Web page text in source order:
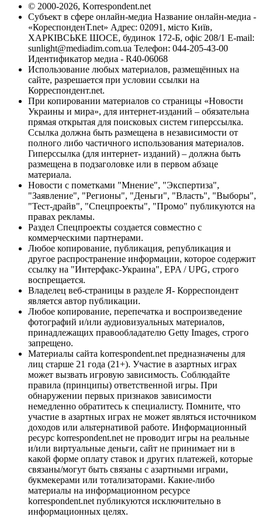
© 2000-2026, Korrespondent.net
Субъект в сфере онлайн-медиа Название онлайн-медиа -
«КореспонденТ.net» Адрес: 02091, місто Київ,
ХАРКІВСЬКЕ ШОСЕ, будинок 172-Б, офіс 208/1 E-mail:
sunlight@mediadim.com.ua Телефон: 044-205-43-00
Идентификатор медиа - R40-06068
Использование любых материалов, размещённых на
сайте, разрешается при условии ссылки на
Корреспондент.net.
При копировании материалов со страницы «Новости
Украины и мира», для интернет-изданий – обязательна
прямая открытая для поисковых систем гиперссылка.
Ссылка должна быть размещена в независимости от
полного либо частичного использования материалов.
Гиперссылка (для интернет- изданий) – должна быть
размещена в подзаголовке или в первом абзаце
материала.
Новости с пометками "Мнение", "Экспертиза",
"Заявление", "Регионы", "Деньги", "Власть", "Выборы",
"Тест-драйв", "Спецпроекты", "Промо" публикуются на
правах рекламы.
Раздел Спецпроекты создается совместно с
коммерческими партнерами.
Любое копирование, публикация, републикация и
другое распространение информации, которое содержит
ссылку на "Интерфакс-Украина", EPA / UPG, строго
воспрещается.
Владелец веб-страницы в разделе Я- Корреспондент
является автор публикации.
Любое копирование, перепечатка и воспроизведение
фотографий и/или аудиовизуальных материалов,
принадлежащих правообладателю Getty Images, строго
запрещено.
Материалы сайта korrespondent.net предназначены для
лиц старше 21 года (21+). Участие в азартных играх
может вызвать игровую зависимость. Соблюдайте
правила (принципы) ответственной игры. При
обнаружении первых признаков зависимости
немедленно обратитесь к специалисту. Помните, что
участие в азартных играх не может являться источником
доходов или альтернативой работе. Информационный
ресурс korrespondent.net не проводит игры на реальные
и/или виртуальные деньги, сайт не принимает ни в
какой форме оплату ставок и других платежей, которые
связаны/могут быть связаны с азартными играми,
букмекерами или тотализаторами. Какие-либо
материалы на информационном ресурсе
korrespondent.net публикуются исключительно в
информационных целях.